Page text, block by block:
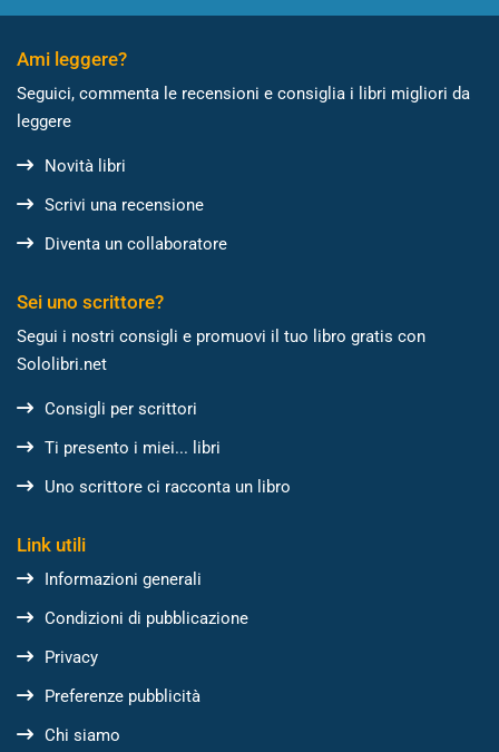
Ami leggere?
Seguici, commenta le recensioni e consiglia i libri migliori da
leggere
Novità libri
Scrivi una recensione
Diventa un collaboratore
Sei uno scrittore?
Segui i nostri consigli e promuovi il tuo libro gratis con
Sololibri.net
Consigli per scrittori
Ti presento i miei... libri
Uno scrittore ci racconta un libro
Link utili
Informazioni generali
Condizioni di pubblicazione
Privacy
Preferenze pubblicità
Chi siamo